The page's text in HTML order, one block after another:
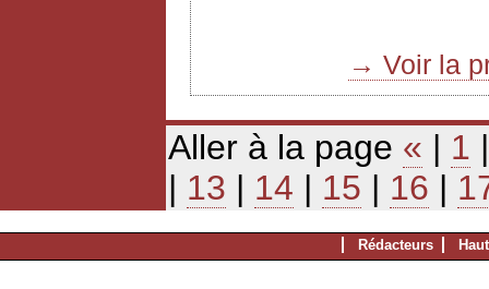
→ Voir la
Aller à la page « | 1
| 13 | 14 | 15 | 16 |
Rédacteurs